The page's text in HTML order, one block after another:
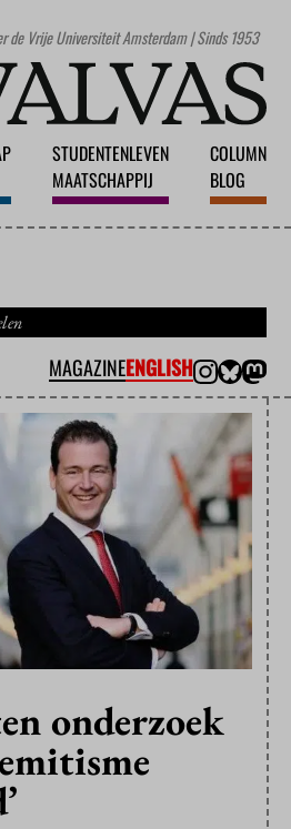
de Vrije Universiteit Amsterdam | Sinds 1953
STUDENTENLEVEN
MAATSCHAPPIJ
COLUMN
BLOG
MAGAZINEENGLISH
onderzoek